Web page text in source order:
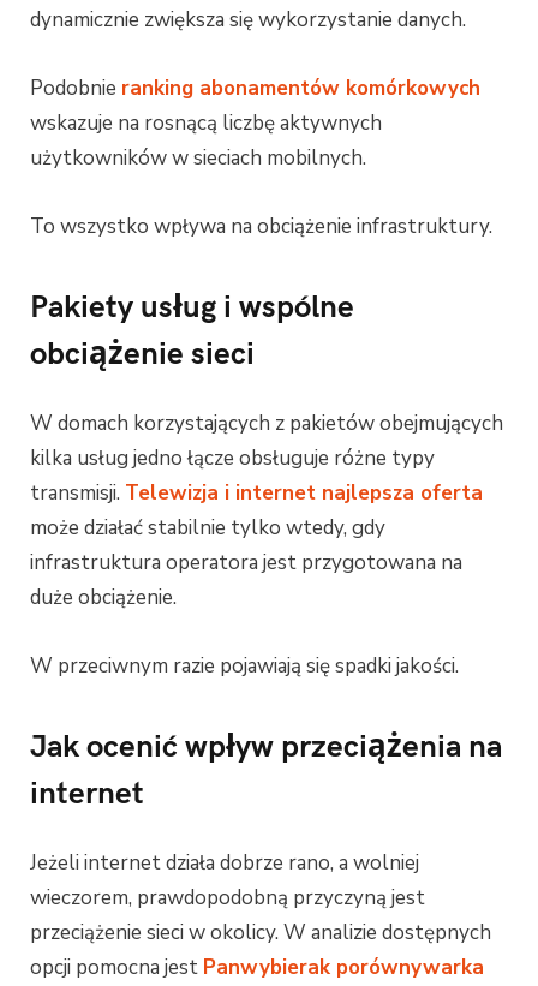
dynamicznie zwiększa się wykorzystanie danych.
Podobnie ranking abonamentów komórkowych
wskazuje na rosnącą liczbę aktywnych
użytkowników w sieciach mobilnych.
To wszystko wpływa na obciążenie infrastruktury.
Pakiety usług i wspólne
obciążenie sieci
W domach korzystających z pakietów obejmujących
kilka usług jedno łącze obsługuje różne typy
transmisji. Telewizja i internet najlepsza oferta
może działać stabilnie tylko wtedy, gdy
infrastruktura operatora jest przygotowana na
duże obciążenie.
W przeciwnym razie pojawiają się spadki jakości.
Jak ocenić wpływ przeciążenia na
internet
Jeżeli internet działa dobrze rano, a wolniej
wieczorem, prawdopodobną przyczyną jest
przeciążenie sieci w okolicy. W analizie dostępnych
opcji pomocna jest Panwybierak porównywarka